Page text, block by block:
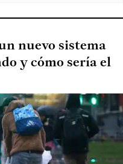
nuevo sistema
y cómo sería el